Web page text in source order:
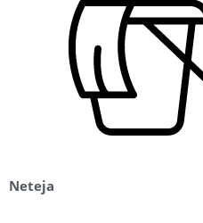
Neteja